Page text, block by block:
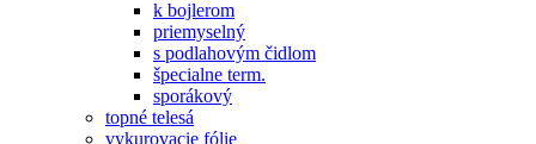
k bojlerom
priemyselný
s podlahovým čidlom
špecialne term.
sporákový
topné telesá
vykurovacie fólie